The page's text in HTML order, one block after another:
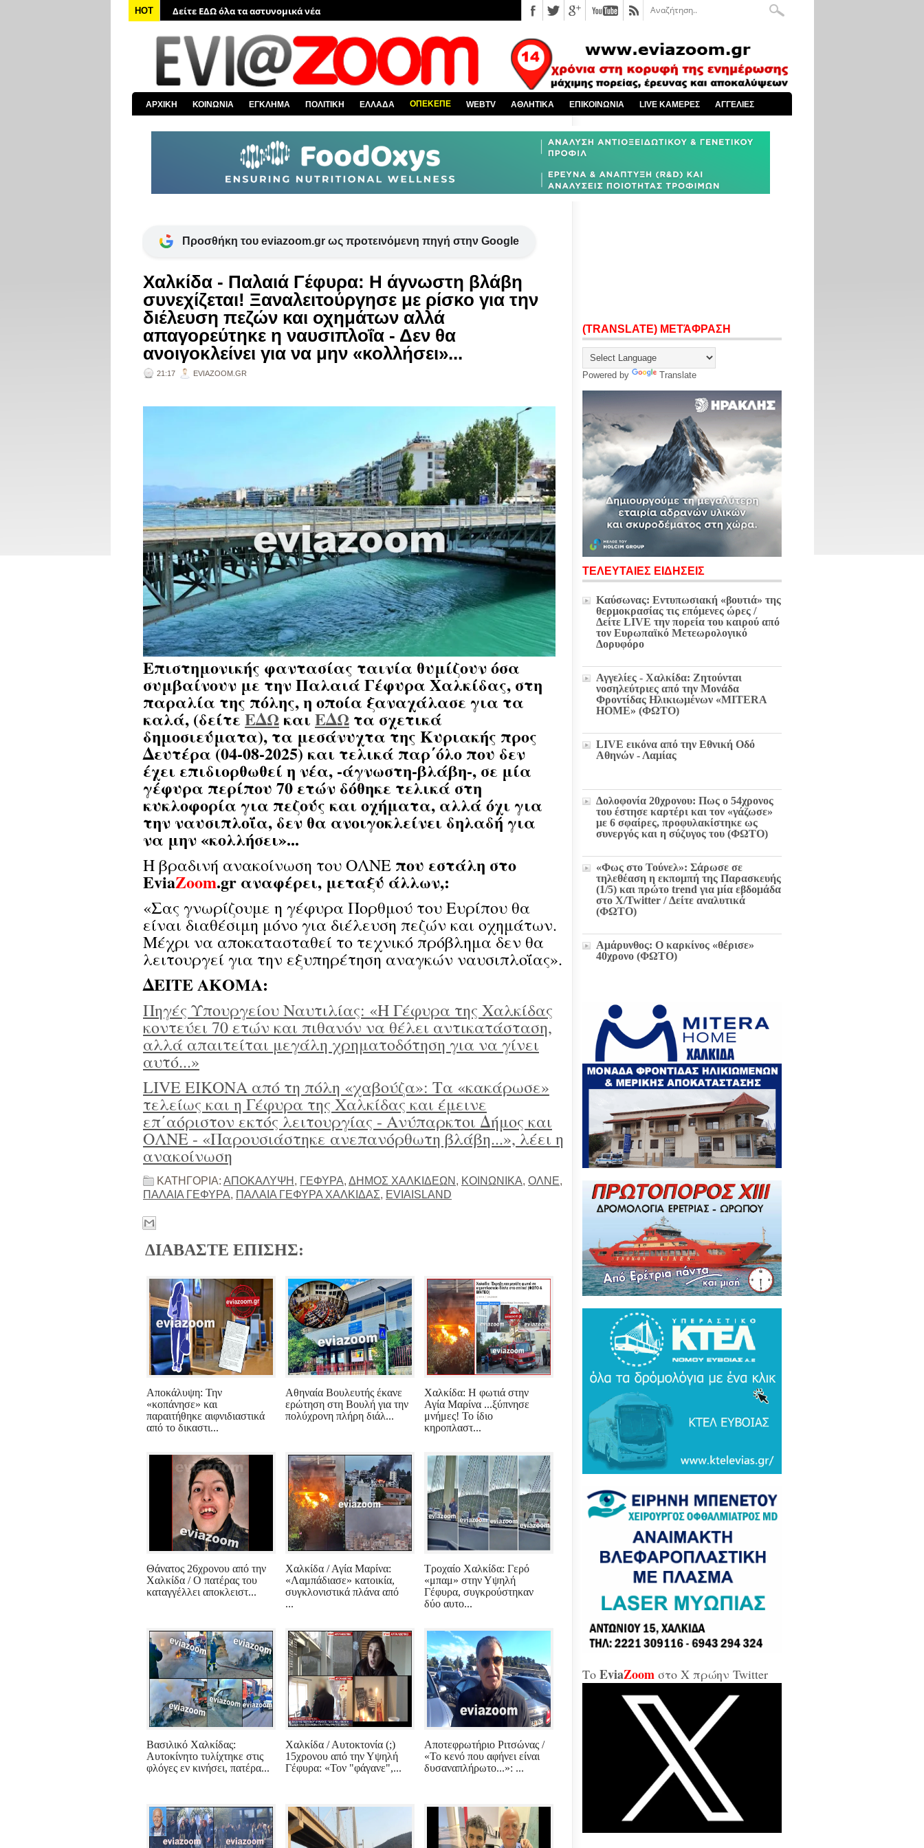
HOT
Δείτε ΕΔΩ όλα τα αστυνομικά νέα
Δείτε ΕΔΩ όλα τα νέα από τον κόσμο
Δείτε ΕΔΩ όλα τα νέα για την Χαλκίδα και όλη την Εύβοια
Δείτε ΕΔΩ όλες τις ειδήσεις από την Ελλάδα
Δείτε ΕΔΩ όλα τα πολιτικά νέα
Δείτε ΕΔΩ τις αποκαλύψεις του EviaZoom.gr
ΑΡΧΙΚΗ ΚΟΙΝΩΝΙΑ ΕΓΚΛΗΜΑ ΠΟΛΙΤΙΚΗ ΕΛΛΑΔΑ ΟΠΕΚΕΠΕ WEBTV ΑΘΛΗΤΙΚΑ ΕΠΙΚΟΙΝΩΝΙΑ LIVE ΚΑΜΕΡΕΣ ΑΓΓΕΛΙΕΣ
Προσθήκη του eviazoom.gr ως προτεινόμενη πηγή στην Google
Χαλκίδα - Παλαιά Γέφυρα: Η άγνωστη βλάβη
συνεχίζεται! Ξαναλειτούργησε με ρίσκο για την
διέλευση πεζών και οχημάτων αλλά
απαγορεύτηκε η ναυσιπλοΐα - Δεν θα
ανοιγοκλείνει για να μην «κολλήσει»...
21:17 EVIAZOOM.GR
Επιστημονικής φαντασίας ταινία θυμίζουν όσα
συμβαίνουν με την Παλαιά Γέφυρα Χαλκίδας, στη
παραλία της πόλης, η οποία ξαναχάλασε για τα
καλά, (δείτεΕΔΩ καιΕΔΩ τα σχετικά
δημοσιεύματα), τα μεσάνυχτα της Κυριακής προς
Δευτέρα (04-08-2025) και τελικά παρ΄όλο που δεν
έχει επιδιορθωθεί η νέα, -άγνωστη-βλάβη-, σε μία
γέφυρα περίπου 70 ετών δόθηκε τελικά στη
κυκλοφορία για πεζούς και οχήματα, αλλά όχι για
την ναυσιπλοΐα, δεν θα ανοιγοκλείνει δηλαδή για
να μην «κολλήσει»...
Η βραδινή ανακοίνωση του ΟΛΝΕ που εστάλη στο
EviaZoom.gr αναφέρει, μεταξύ άλλων,:
«Σας γνωρίζουμε η γέφυρα Πορθμού του Ευρίπου θα
είναι διαθέσιμη μόνο για διέλευση πεζών και οχημάτων.
Μέχρι να αποκατασταθεί το τεχνικό πρόβλημα δεν θα
λειτουργεί για την εξυπηρέτηση αναγκών ναυσιπλοΐας».
ΔΕΙΤΕ ΑΚΟΜΑ:
Πηγές Υπουργείου Ναυτιλίας: «Η Γέφυρα της Χαλκίδας
κοντεύει 70 ετών και πιθανόν να θέλει αντικατάσταση,
αλλά απαιτείται μεγάλη χρηματοδότηση για να γίνει
αυτό...»
LIVE ΕΙΚΟΝΑ από τη πόλη «χαβούζα»: Τα «κακάρωσε»
τελείως και η Γέφυρα της Χαλκίδας και έμεινε
επ΄αόριστον εκτός λειτουργίας - Ανύπαρκτοι Δήμος και
ΟΛΝΕ - «Παρουσιάστηκε ανεπανόρθωτη βλάβη...», λέει η
ανακοίνωση
ΚΑΤΗΓΟΡΙΑ: ΑΠΟΚΑΛΥΨΗ , ΓΕΦΥΡΑ, ΔΗΜΟΣ ΧΑΛΚΙΔΕΩΝ , ΚΟΙΝΩΝΙΚΑ, ΟΛΝΕ,
ΠΑΛΑΙΑ ΓΕΦΥΡΑ, ΠΑΛΑΙΑ ΓΕΦΥΡΑ ΧΑΛΚΙΔΑΣ, EVIAISLAND
ΔΙΑΒΑΣΤΕ ΕΠΙΣΗΣ:
Αποκάλυψη: Την
«κοπάνησε» και
παραιτήθηκε αιφνιδιαστικά
από το δικαστι...
Αθηναία Βουλευτής έκανε
ερώτηση στη Βουλή για την
πολύχρονη πλήρη διάλ...
Χαλκίδα: Η φωτιά στην
Αγία Μαρίνα ...ξύπνησε
μνήμες! Το ίδιο
κηροπλαστ...
Θάνατος 26χρονου από την
Χαλκίδα / Ο πατέρας του
καταγγέλλει αποκλειστ...
Χαλκίδα / Αγία Μαρίνα:
«Λαμπάδιασε» κατοικία,
συγκλονιστικά πλάνα από
...
Τροχαίο Χαλκίδα: Γερό
«μπαμ» στην Υψηλή
Γέφυρα, συγκρούστηκαν
δύο αυτο...
Βασιλικό Χαλκίδας:
Αυτοκίνητο τυλίχτηκε στις
φλόγες εν κινήσει, πατέρα...
Χαλκίδα / Αυτοκτονία (;)
15χρονου από την Υψηλή
Γέφυρα: «Τον "φάγανε",...
Αποτεφρωτήριο Ριτσώνας /
«Το κενό που αφήνει είναι
δυσαναπλήρωτο...»: ...
(TRANSLATE) ΜΕΤΆΦΡΑΣΗ
Powered by Translate
ΤΕΛΕΥΤΑΙΕΣ ΕΙΔΗΣΕΙΣ
Καύσωνας: Εντυπωσιακή «βουτιά» της
θερμοκρασίας τις επόμενες ώρες /
Δείτε LIVE την πορεία του καιρού από
τον Ευρωπαϊκό Μετεωρολογικό
Δορυφόρο
Αγγελίες - Χαλκίδα: Ζητούνται
νοσηλεύτριες από την Μονάδα
Φροντίδας Ηλικιωμένων «MITERA
HOME» (ΦΩΤΟ)
LIVE εικόνα από την Εθνική Οδό
Αθηνών - Λαμίας
Δολοφονία 20χρονου: Πως ο 54χρονος
του έστησε καρτέρι και τον «γάζωσε»
με 6 σφαίρες, προφυλακίστηκε ως
συνεργός και η σύζυγος του (ΦΩΤΟ)
«Φως στο Τούνελ»: Σάρωσε σε
τηλεθέαση η εκπομπή της Παρασκευής
(1/5) και πρώτο trend για μία εβδομάδα
στο X/Twitter / Δείτε αναλυτικά
(ΦΩΤΟ)
Αμάρυνθος: Ο καρκίνος «θέρισε»
40χρονο (ΦΩΤΟ)
παρελθόν και μέλλον / Αποκλειστικά
στο EviaZoom.gr: Η ένορκη κατάθεση
πρώην Εισαγγελέα Χαλκίδας:
«Διεφθαρμένοι στη Χαλκίδα όλοι οι
διοικούντες δημόσιοι λειτουργοί...»
(ΕΓΓΡΑΦΑ)
Μετά την Χαλκίδα έμεινε χωρίς νερό
και το Βασιλικό λόγω ξανά νέας
έκτακτης βλάβης...
Ζωή Κωνσταντοπούλου για σκάνδαλο
υποκλοπών: «Να κληθεί ο Εισαγγελέας
του Αρείου Πάγου Κ. Τζαβέλλας στην
Επιτροπή Θεσμών και Διαφάνειας της
Βουλής»
Τουρκικά ΜΜΕ: Συναγερμός και
τρόμος σε Ελλάδα και Ισραήλ για τον
νέο Τουρκικό υπερσύχρονο βαλιστικό
πύραυλο με βεληνεκές 6.000 χιλιομέτρα
(ΦΩΤΟ & ΒΙΝΤΕΟ)
Βάκα Gate: Την περίμεναν στη
συνεδρίαση λογοδοσίας και αυτή
μοίραζε μετάλλια και έβλεπε τον
Παναθηναϊκό στο μπάσκετ / Τα άδεια
έδρανα της ξεφτίλας! (ΦΩΤΟ)
Ανεξάρτητος βουλευτής Γιάννης
Σαρακιώτης στο EviaZoom.gr:
«Τριτοκοσμικό το κράτος δικαίου στην
μπανανία του Μητσοτάκη, στο
στόχαστρο του καθεστώτος όσο ποτέ οι
"ενοχλητικοί" δημοσιογράφοι...»
κράτος δικαίου ο Εισαγγελέας του
Αρείου Πάγου θα έπρεπε να τιμωρηθεί
παραδειγματικά...»
«Δώσε και σε εμένα μπάρμπα...»
Χαλκίδα: Άρον άρον την κοπάνησε η
Διοικήτρια της ΔΥΠΑ από το
«αμαρτωλό» Επιμελητήριο Εύβοιας /
«Ήταν προσβλητική, ειρωνική και
απαξιωτική προς τους εργαζόμενους...»
Μύδροι της αντιπολίτευσης για τις νέες
Τζαβέλλας αθώωσε και τον εαυτό του,
καταπάτησε βάναυσα το ήδη
κακοποιημένο κράτος δικαίου με μία
πραξικοματική διάταξη, θα κληθούν
για να λογοδοτήσουν και πρωτίστως ο
διευθύνων και αυτού του εγκλήματος
κ.Μητσοτάκης...»
Χαλκίδα: Δείτε ζωντανά την κίνηση
στη Παλαιά Γέφυρα (LIVE ΕΙΚΟΝΑ)
Το EviaZoom στο X πρώην Twitter